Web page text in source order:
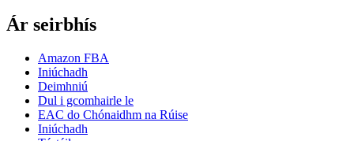
Ár seirbhís
Amazon FBA
Iniúchadh
Deimhniú
Dul i gcomhairle le
EAC do Chónaidhm na Rúise
Iniúchadh